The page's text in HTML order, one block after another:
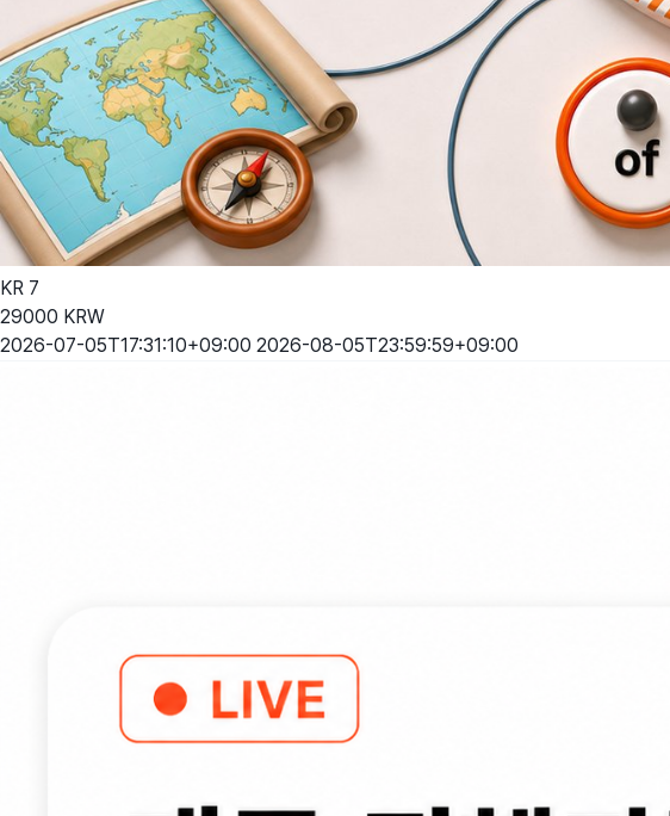
KR 7
29000 KRW
2026-07-05T17:31:10+09:00 2026-08-05T23:59:59+09:00